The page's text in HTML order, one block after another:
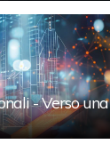
- Verso una